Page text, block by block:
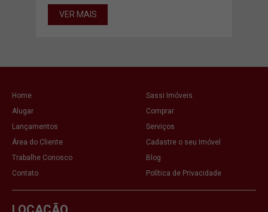
VER MAIS
Home
Sassi Imóveis
Alugar
Comprar
Lançamentos
Serviços
Área do Cliente
Cadastre o seu Imóvel
Trabalhe Conosco
Blog
Contato
Política de Privacidade